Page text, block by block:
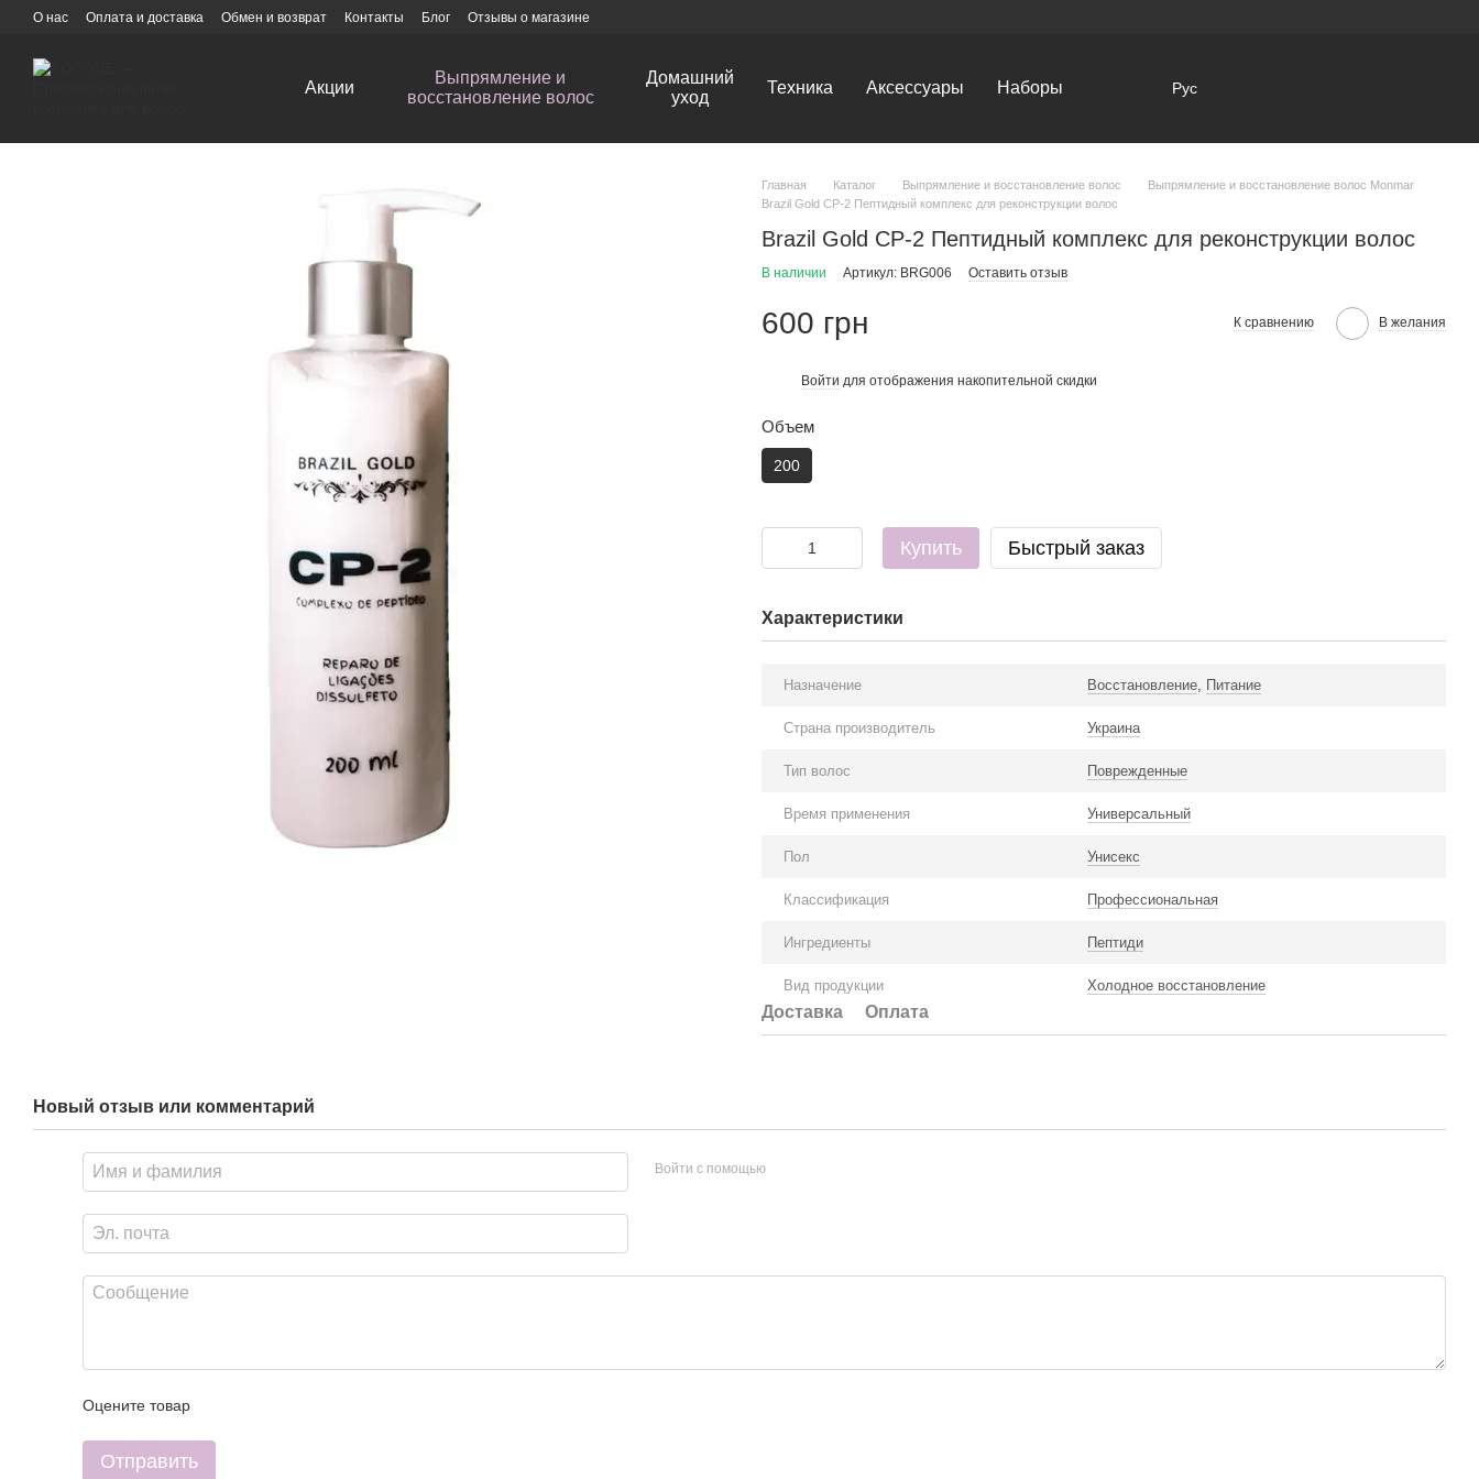
Перейти к основному контенту
О нас Оплата и доставка Обмен и возврат Контакты Блог Отзывы о магазине
Акции
Выпрямление и
восстановление волос
Домашний
уход
Техника Аксессуары Наборы Рус
Главная Каталог Выпрямление и восстановление волос
Выпрямление и восстановление волос Monmar
Brazil Gold CP-2 Пептидный комплекс для реконструкции волос
Brazil Gold CP-2 Пептидный комплекс для реконструкции волос
В наличии Артикул: BRG006 Оставить отзыв
600 грн К сравнению В желания
Войти для отображения накопительной скидки
Объем
200
Купить Быстрый заказ
Характеристики
Назначение Восстановление, Питание
Страна производитель Украина
Тип волос Поврежденные
Время применения Универсальный
Пол Унисекс
Классификация Профессиональная
Ингредиенты Пептиди
Вид продукции Холодное восстановление
Доставка Оплата
Новый отзыв или комментарий
Войти с помощью
Оцените товар
Отправить